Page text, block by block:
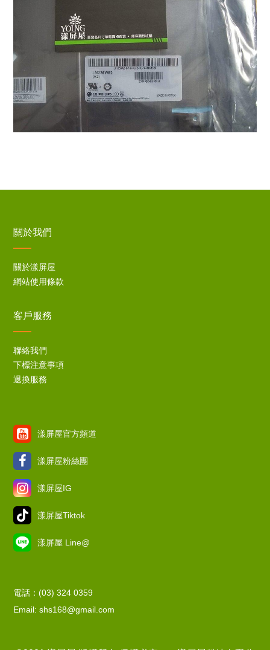
關於我們
關於漾屏屋
網站使用條款
客戶服務
聯絡我們
下標注意事項
退換服務
漾屏屋官方頻道
漾屏屋粉絲團
漾屏屋IG
漾屏屋Tiktok
漾屏屋 Line@
電話：(03) 324 0359
Email: shs168@gmail.com